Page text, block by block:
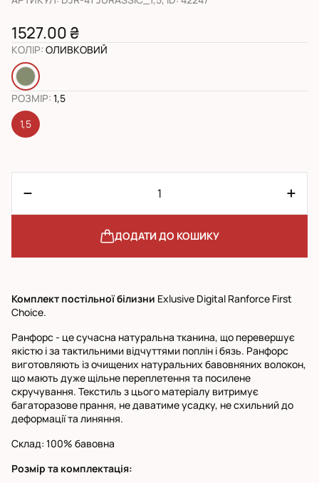
1527.00 ₴
КОЛІР: ОЛИВКОВИЙ
РОЗМІР: 1,5
1,5
ДОДАТИ ДО КОШИКУ
Комплект постільної білизни Exlusive Digital Ranforce First
Choice.
Ранфорс - це сучасна натуральна тканина, що перевершує
якістю і за тактильними відчуттями поплін і бязь. Ранфорс
виготовляють із очищених натуральних бавовняних волокон,
що мають дуже щільне переплетення та посилене
скручування. Текстиль з цього матеріалу витримує
багаторазове прання, не даватиме усадку, не схильний до
деформації та линяння.
Склад: 100% бавовна
Розмір та комплектація: